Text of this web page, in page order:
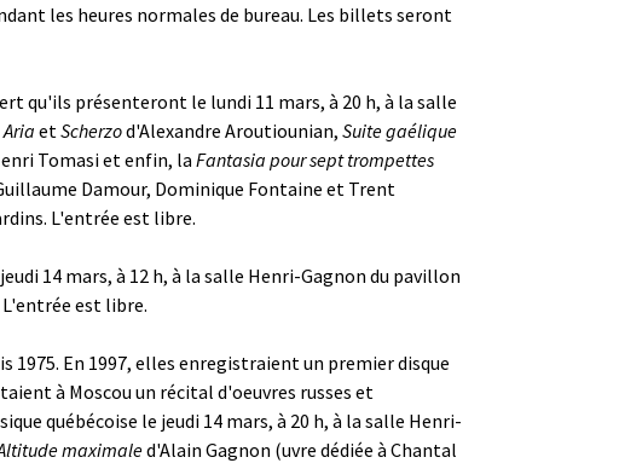
les heures normales de bureau. Les billets seront
qu'ils présenteront le lundi 11 mars, à 20 h, à la salle
Aria et Scherzod'Alexandre Aroutiounian, Suite gaélique
Tomasi et enfin, la Fantasia pour sept trompettes
Damour, Dominique Fontaine et Trent
L'entrée est libre.
14 mars, à 12 h, à la salle Henri-Gagnon du pavillon
L'entrée est libre.
En 1997, elles enregistraient un premier disque
à Moscou un récital d'oeuvres russes et
québécoise le jeudi 14 mars, à 20 h, à la salle Henri-
maximaled'Alain Gagnon (uvre dédiée à Chantal